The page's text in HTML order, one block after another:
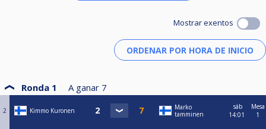
Mostrar exentos
Ronda 1 A ganar 7
2 Kimmo Kuronen
Marko
tamminen
sáb
14:01
Mesa
1